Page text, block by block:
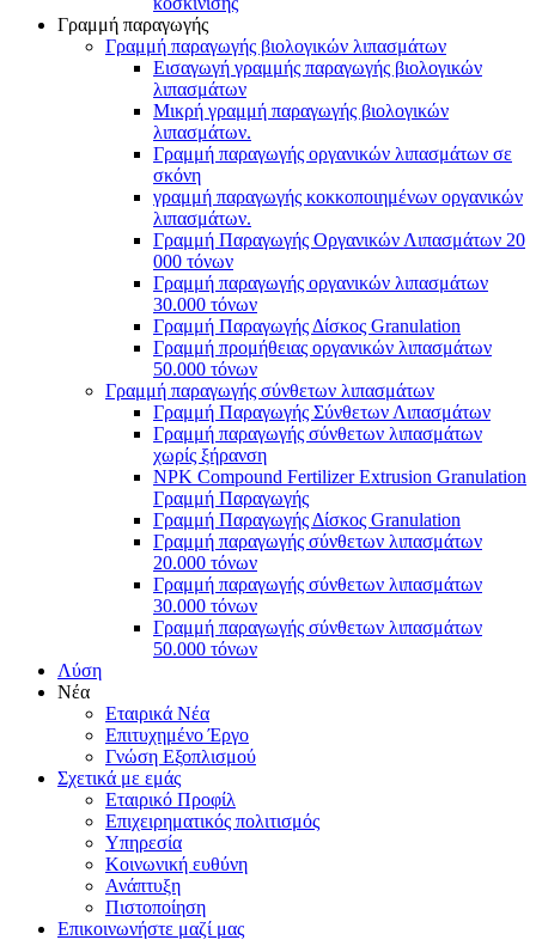
Γραμμή παραγωγής
Γραμμή παραγωγής βιολογικών λιπασμάτων
Εισαγωγή γραμμής παραγωγής βιολογικών
λιπασμάτων
Μικρή γραμμή παραγωγής βιολογικών
λιπασμάτων.
Γραμμή παραγωγής οργανικών λιπασμάτων σε
σκόνη
γραμμή παραγωγής κοκκοποιημένων οργανικών
λιπασμάτων.
Γραμμή Παραγωγής Οργανικών Λιπασμάτων 20
000 τόνων
Γραμμή παραγωγής οργανικών λιπασμάτων
30.000 τόνων
Γραμμή Παραγωγής Δίσκος Granulation
Γραμμή προμήθειας οργανικών λιπασμάτων
50.000 τόνων
Γραμμή παραγωγής σύνθετων λιπασμάτων
Γραμμή Παραγωγής Σύνθετων Λιπασμάτων
Γραμμή παραγωγής σύνθετων λιπασμάτων
χωρίς ξήρανση
NPK Compound Fertilizer Extrusion Granulation
Γραμμή Παραγωγής
Γραμμή Παραγωγής Δίσκος Granulation
Γραμμή παραγωγής σύνθετων λιπασμάτων
20.000 τόνων
Γραμμή παραγωγής σύνθετων λιπασμάτων
30.000 τόνων
Γραμμή παραγωγής σύνθετων λιπασμάτων
50.000 τόνων
Λύση
Νέα
Εταιρικά Νέα
Επιτυχημένο Έργο
Γνώση Εξοπλισμού
Σχετικά με εμάς
Εταιρικό Προφίλ
Επιχειρηματικός πολιτισμός
Υπηρεσία
Κοινωνική ευθύνη
Ανάπτυξη
Πιστοποίηση
Επικοινωνήστε μαζί μας